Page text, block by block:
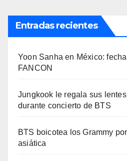
Entradas recientes
Yoon Sanha en México:
FANCON
Jungkook le regala sus
durante concierto de BTS
BTS boicotea los Grammy
asiática